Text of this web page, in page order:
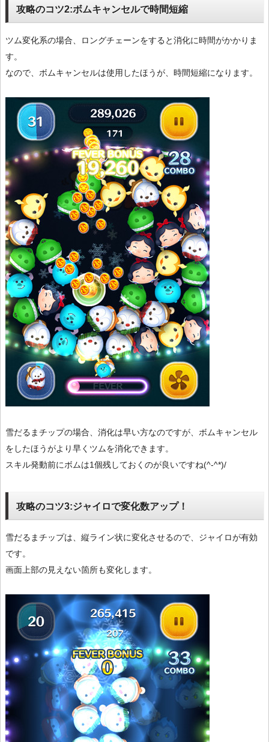
攻略のコツ2:ボムキャンセルで時間短縮
ツム変化系の場合、ロングチェーンをすると消化に時間がかかりま
す。
なので、ボムキャンセルは使用したほうが、時間短縮になります。
雪だるまチップの場合、消化は早い方なのですが、ボムキャンセル
をしたほうがより早くツムを消化できます。
スキル発動前にボムは1個残しておくのが良いですね(^-^*)/
攻略のコツ3:ジャイロで変化数アップ！
雪だるまチップは、縦ライン状に変化させるので、ジャイロが有効
です。
画面上部の見えない箇所も変化します。